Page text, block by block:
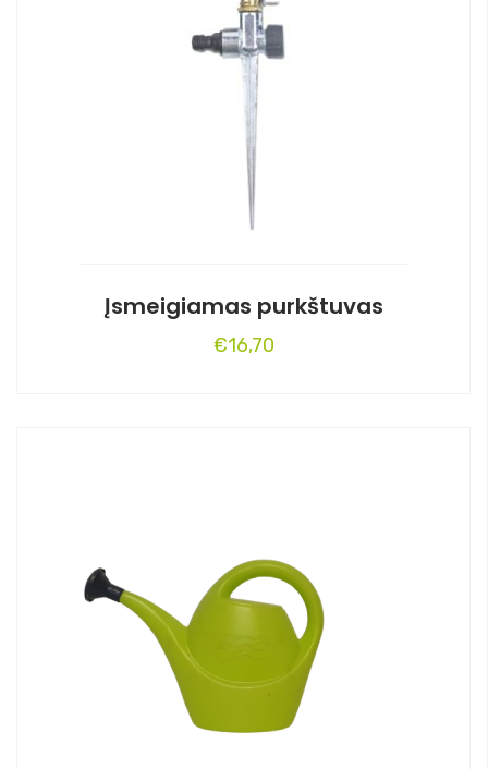
Įsmeigiamas purkštuvas
€16,70